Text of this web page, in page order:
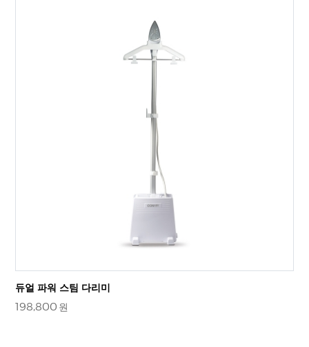
듀얼 파워 스팀 다리미
198,800 원